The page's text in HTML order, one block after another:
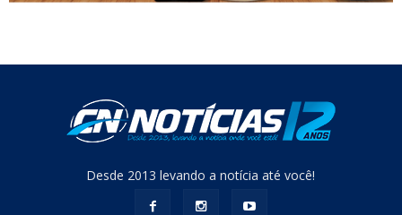
Desde 2013 levando a notícia até você!